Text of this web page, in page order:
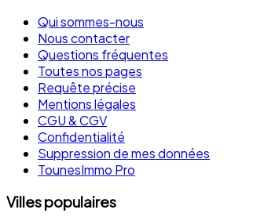
Qui sommes-nous
Nous contacter
Questions fréquentes
Toutes nos pages
Requête précise
Mentions légales
CGU & CGV
Confidentialité
Suppression de mes données
TounesImmo Pro
Villes populaires